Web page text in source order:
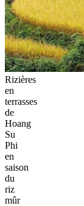
Rizières
en
terrasses
de
Hoang
Su
Phi
en
saison
du
riz
mûr